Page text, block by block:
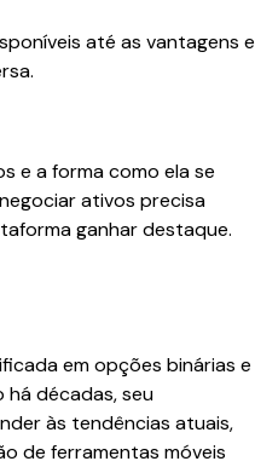
até as vantagens e
e a forma como ela se
ativos precisa
ganhar destaque.
em opções binárias e
décadas, seu
às tendências atuais,
de ferramentas móveis